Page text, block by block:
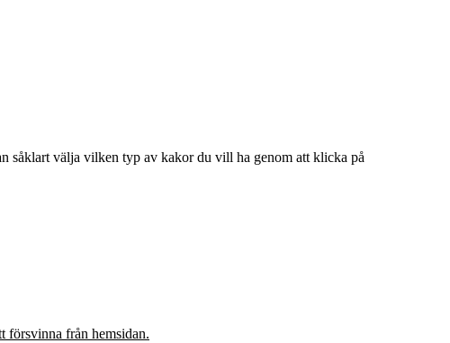
såklart välja vilken typ av kakor du vill ha genom att klicka på
försvinna från hemsidan.